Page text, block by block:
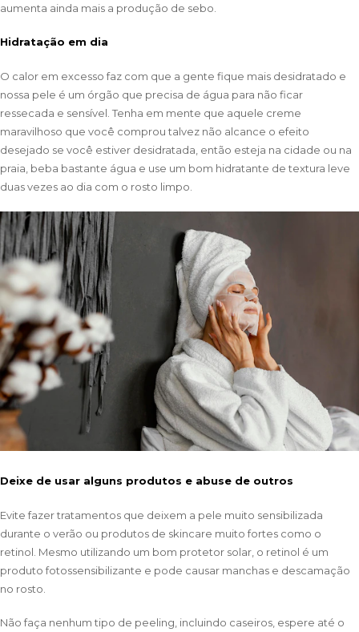
aumenta ainda mais a produção de sebo.
Hidratação em dia
O calor em excesso faz com que a gente fique mais desidratado e
nossa pele é um órgão que precisa de água para não ficar
ressecada e sensível. Tenha em mente que aquele creme
maravilhoso que você comprou talvez não alcance o efeito
desejado se você estiver desidratada, então esteja na cidade ou na
praia, beba bastante água e use um bom hidratante de textura leve
duas vezes ao dia com o rosto limpo.
Deixe de usar alguns produtos e abuse de outros
Evite fazer tratamentos que deixem a pele muito sensibilizada
durante o verão ou produtos de skincare muito fortes como o
retinol. Mesmo utilizando um bom protetor solar, o retinol é um
produto fotossensibilizante e pode causar manchas e descamação
no rosto.
Não faça nenhum tipo de peeling, incluindo caseiros, espere até o